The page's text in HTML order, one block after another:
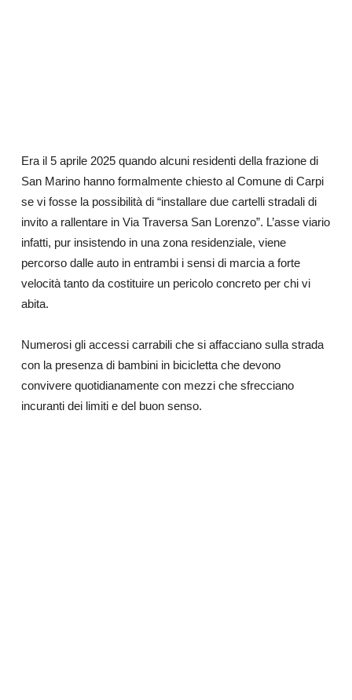
Era il 5 aprile 2025 quando alcuni residenti della frazione di
San Marino hanno formalmente chiesto al Comune di Carpi
se vi fosse la possibilità di “installare due cartelli stradali di
invito a rallentare in Via Traversa San Lorenzo”. L’asse viario
infatti, pur insistendo in una zona residenziale, viene
percorso dalle auto in entrambi i sensi di marcia a forte
velocità tanto da costituire un pericolo concreto per chi vi
abita.
Numerosi gli accessi carrabili che si affacciano sulla strada
con la presenza di bambini in bicicletta che devono
convivere quotidianamente con mezzi che sfrecciano
incuranti dei limiti e del buon senso.